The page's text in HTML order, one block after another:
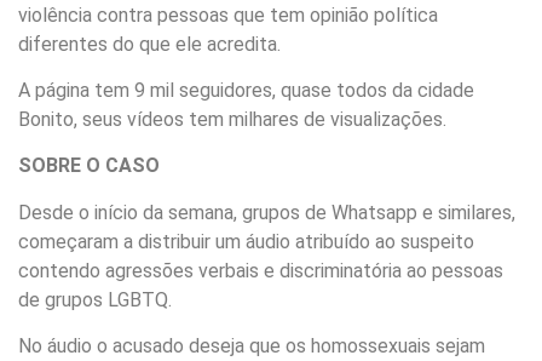
violência contra pessoas que tem opinião política
diferentes do que ele acredita.
A página tem 9 mil seguidores, quase todos da cidade
Bonito, seus vídeos tem milhares de visualizações.
SOBRE O CASO
Desde o início da semana, grupos de Whatsapp e similares,
começaram a distribuir um áudio atribuído ao suspeito
contendo agressões verbais e discriminatória ao pessoas
de grupos LGBTQ.
No áudio o acusado deseja que os homossexuais sejam